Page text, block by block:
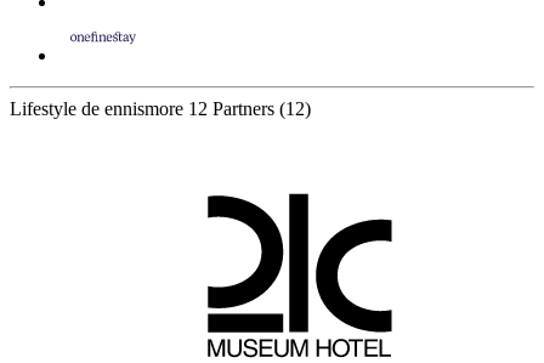
Lifestyle de ennismore 12 Partners (12)